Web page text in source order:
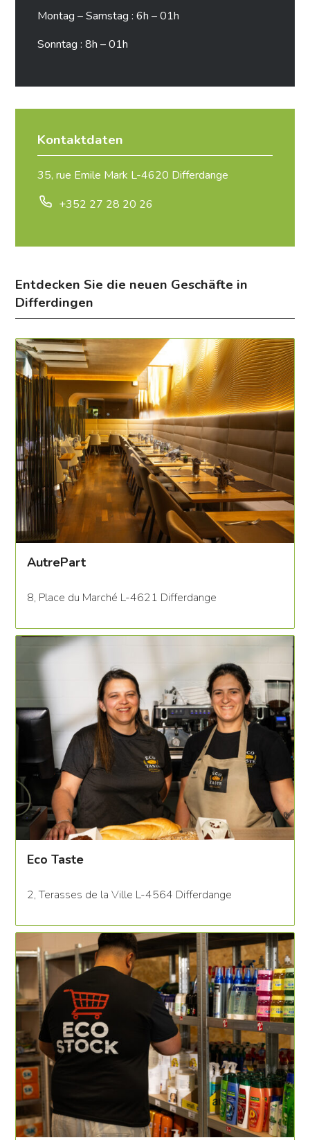
Montag – Samstag : 6h – 01h
Sonntag : 8h – 01h
Kontaktdaten
35, rue Emile Mark L-4620 Differdange
+352 27 28 20 26
Entdecken Sie die neuen Geschäfte in
Differdingen
AutrePart
8, Place du Marché L-4621 Differdange
Eco Taste
2, Terasses de la Ville L-4564 Differdange